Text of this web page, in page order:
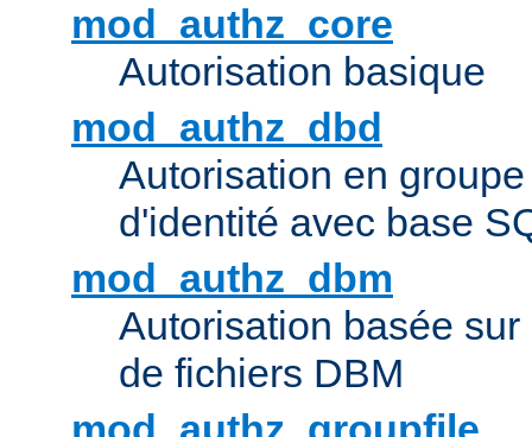
mod_authz_core
Autorisation basique
mod_authz_dbd
Autorisation en
d'identité avec base
mod_authz_dbm
Autorisation basée
de fichiers DBM